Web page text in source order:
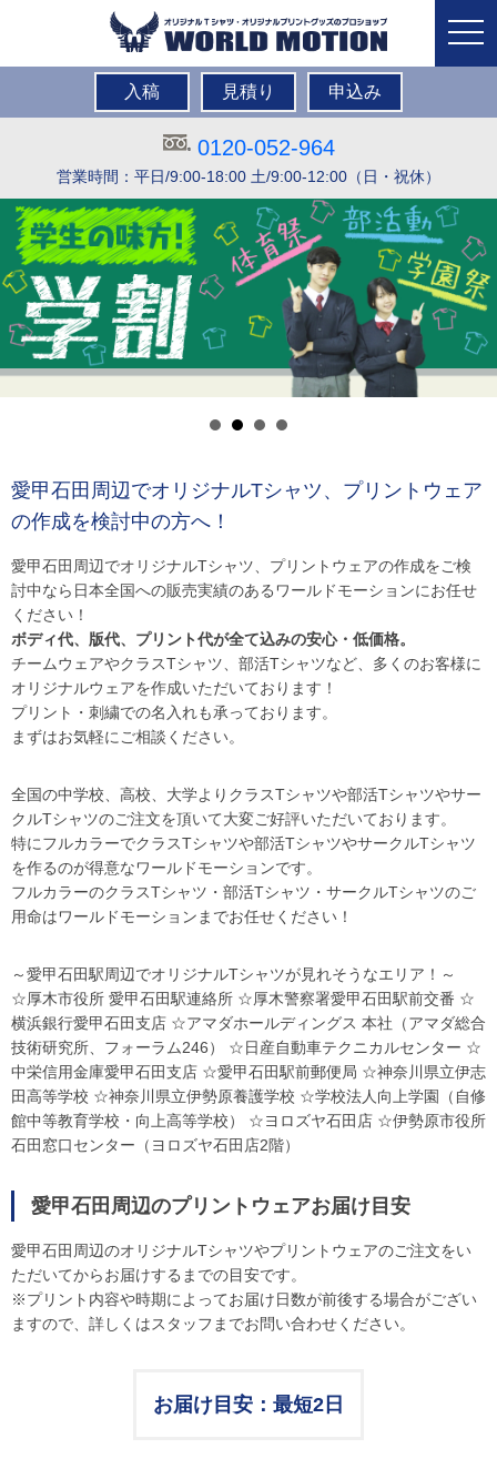
入稿 見積り 申込み
0120-052-964
営業時間：平日/9:00-18:00 土/9:00-12:00（日・祝休）
愛甲石田周辺でオリジナルTシャツ、プリントウェア
の作成を検討中の方へ！
愛甲石田周辺でオリジナルTシャツ、プリントウェアの作成をご検
討中なら日本全国への販売実績のあるワールドモーションにお任せ
ください！
ボディ代、版代、プリント代が全て込みの安心・低価格。
チームウェアやクラスTシャツ、部活Tシャツなど、多くのお客様に
オリジナルウェアを作成いただいております！
プリント・刺繍での名入れも承っております。
まずはお気軽にご相談ください。
全国の中学校、高校、大学よりクラスTシャツや部活Tシャツやサー
クルTシャツのご注文を頂いて大変ご好評いただいております。
特にフルカラーでクラスTシャツや部活TシャツやサークルTシャツ
を作るのが得意なワールドモーションです。
フルカラーのクラスTシャツ・部活Tシャツ・サークルTシャツのご
用命はワールドモーションまでお任せください！
～愛甲石田駅周辺でオリジナルTシャツが見れそうなエリア！～
☆厚木市役所 愛甲石田駅連絡所 ☆厚木警察署愛甲石田駅前交番 ☆
横浜銀行愛甲石田支店 ☆アマダホールディングス 本社（アマダ総合
技術研究所、フォーラム246） ☆日産自動車テクニカルセンター ☆
中栄信用金庫愛甲石田支店 ☆愛甲石田駅前郵便局 ☆神奈川県立伊志
田高等学校 ☆神奈川県立伊勢原養護学校 ☆学校法人向上学園（自修
館中等教育学校・向上高等学校） ☆ヨロズヤ石田店 ☆伊勢原市役所
石田窓口センター（ヨロズヤ石田店2階）
愛甲石田周辺のプリントウェアお届け目安
愛甲石田周辺のオリジナルTシャツやプリントウェアのご注文をい
ただいてからお届けするまでの目安です。
※プリント内容や時期によってお届け日数が前後する場合がござい
ますので、詳しくはスタッフまでお問い合わせください。
お届け目安：最短2日